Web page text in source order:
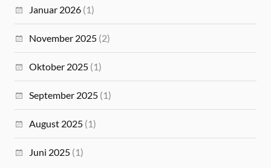
Januar 2026 (1)
November 2025 (2)
Oktober 2025 (1)
September 2025 (1)
August 2025 (1)
Juni 2025 (1)